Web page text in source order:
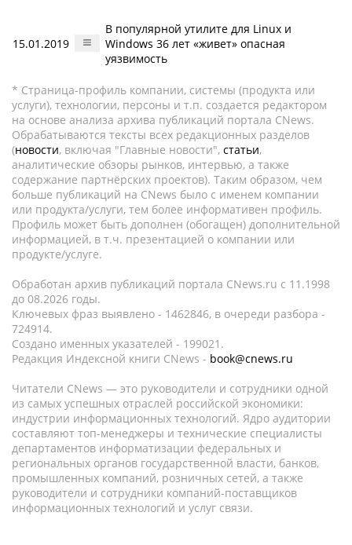
15.01.2019
В популярной утилите для Linux и
Windows 36 лет «живет» опасная
уязвимость
* Страница-профиль компании, системы (продукта или
услуги), технологии, персоны и т.п. создается редактором
на основе анализа архива публикаций портала CNews.
Обрабатываются тексты всех редакционных разделов
(новости, включая "Главные новости", статьи,
аналитические обзоры рынков, интервью, а также
содержание партнёрских проектов). Таким образом, чем
больше публикаций на CNews было с именем компании
или продукта/услуги, тем более информативен профиль.
Профиль может быть дополнен (обогащен) дополнительной
информацией, в т.ч. презентацией о компании или
продукте/услуге.
Обработан архив публикаций портала CNews.ru c 11.1998
до 08.2026 годы.
Ключевых фраз выявлено - 1462846, в очереди разбора -
724914.
Создано именных указателей - 199021.
Редакция Индексной книги CNews - book@cnews.ru
Читатели CNews — это руководители и сотрудники одной
из самых успешных отраслей российской экономики:
индустрии информационных технологий. Ядро аудитории
составляют топ-менеджеры и технические специалисты
департаментов информатизации федеральных и
региональных органов государственной власти, банков,
промышленных компаний, розничных сетей, а также
руководители и сотрудники компаний-поставщиков
информационных технологий и услуг связи.